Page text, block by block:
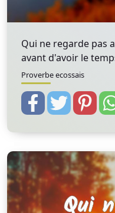
Qui ne regarde pas
avant d'avoir le
Proverbe ecossais